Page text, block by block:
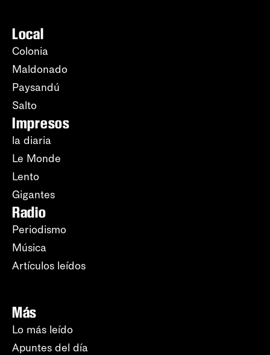
Local
Colonia
Maldonado
Paysandú
Salto
Impresos
la diaria
Le Monde
Lento
Gigantes
Radio
Periodismo
Música
Artículos leídos
Más
Lo más leído
Apuntes del día